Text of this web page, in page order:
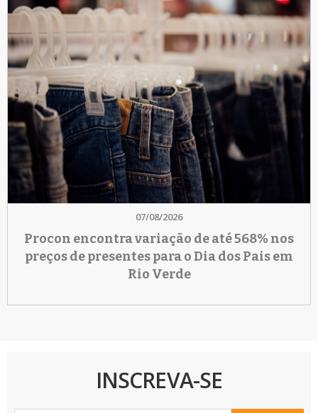
07/08/2026
Procon encontra variação de até 568% nos
preços de presentes para o Dia dos Pais em
Rio Verde
INSCREVA-SE